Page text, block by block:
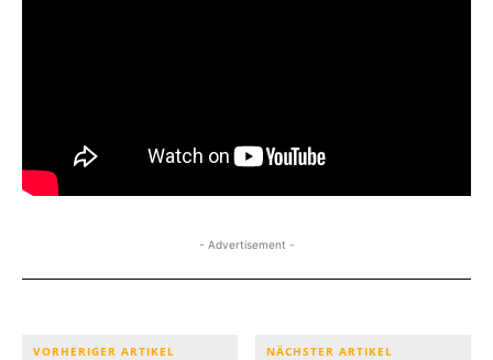
- Advertisement -
VORHERIGER ARTIKEL NÄCHSTER ARTIKEL